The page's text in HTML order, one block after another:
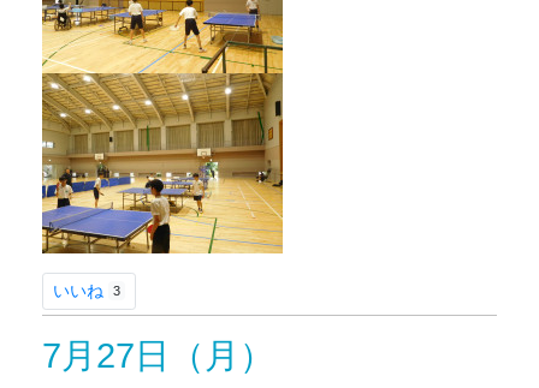
いいね 3
7月27日（月）